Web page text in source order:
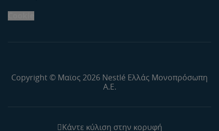
Copyright © Μαϊος 2026 Nestlé Ελλάς Μονοπρόσωπη
Α.Ε.
Κάντε κύλιση στην κορυφή